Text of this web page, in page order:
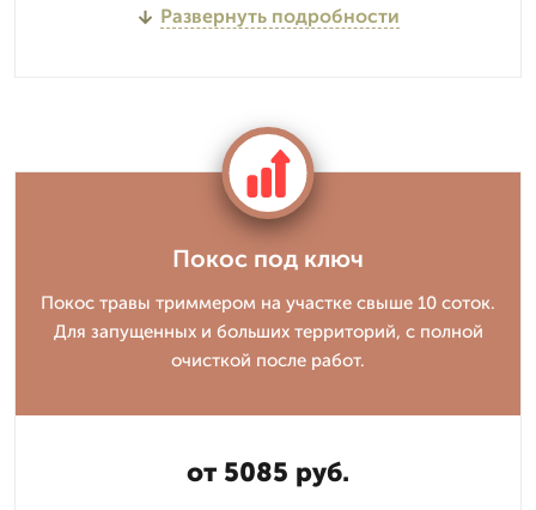
Развернуть подробности
Покос под ключ
Покос травы триммером на участке свыше 10 соток.
Для запущенных и больших территорий, с полной
очисткой после работ.
от 5085 руб.